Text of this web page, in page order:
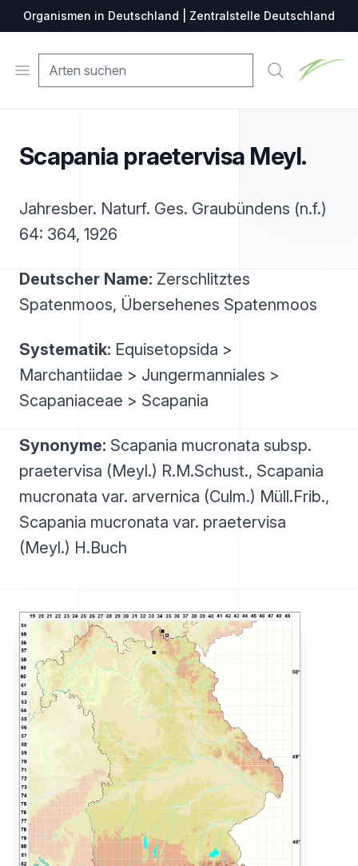
Organismen in Deutschland | Zentralstelle Deutschland
Open menu Suche
Scapania praetervisa Meyl.
Jahresber. Naturf. Ges. Graubündens (n.f.)
64: 364, 1926
Deutscher Name: Zerschlitztes
Spatenmoos, Übersehenes Spatenmoos
Systematik: Equisetopsida >
Marchantiidae > Jungermanniales >
Scapaniaceae > Scapania
Synonyme: Scapania mucronata subsp.
praetervisa (Meyl.) R.M.Schust., Scapania
mucronata var. arvernica (Culm.) Müll.Frib.,
Scapania mucronata var. praetervisa
(Meyl.) H.Buch